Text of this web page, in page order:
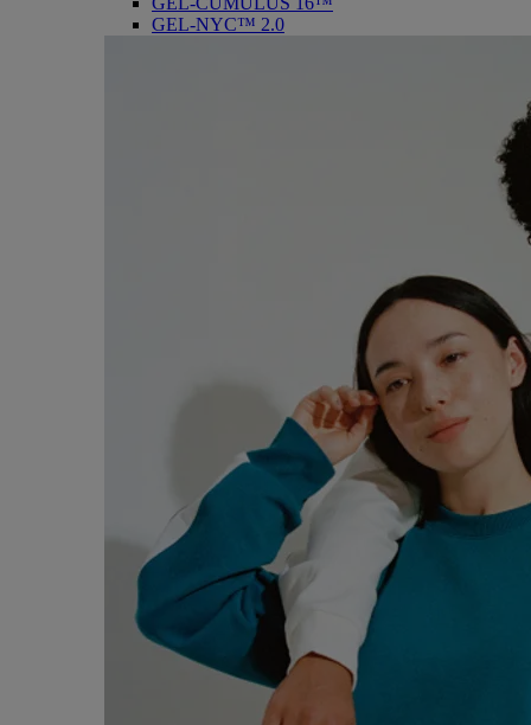
GEL-NYC™ 2.0